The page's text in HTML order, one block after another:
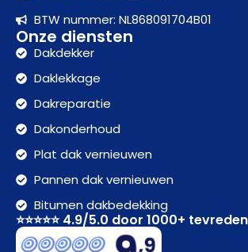
BTW nummer: NL868091704B01
Onze diensten
Dakdekker
Daklekkage
Dakreparatie
Dakonderhoud
Plat dak vernieuwen
Pannen dak vernieuwen
Bitumen dakbedekking
⭐⭐⭐⭐⭐ 4.9/5.0 door 1000+